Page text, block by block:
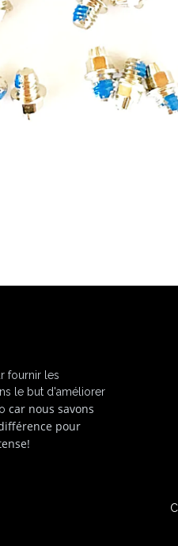
fournir les
le but d'améliorer
car nous savons
pour